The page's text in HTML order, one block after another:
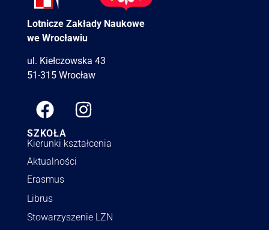
Lotnicze Zakłady Naukowe
we Wrocławiu
ul. Kiełczowska 43
51-315 Wrocław
SZKOŁA
Kierunki kształcenia
Aktualności
Erasmus
Librus
Stowarzyszenie LZN